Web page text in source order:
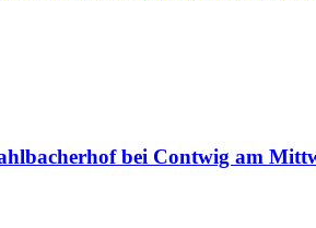
bei Contwig am